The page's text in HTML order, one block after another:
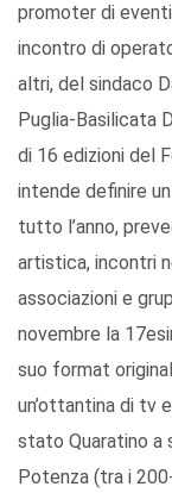
promoter di
incontro di
altri, del sindaco
Puglia-Basilicata
di 16 edizioni del
intende definire
tutto l’anno,
artistica, incontri
associazioni e
novembre la
suo format
un’ottantina di tv
stato Quaratino a
Potenza (tra i